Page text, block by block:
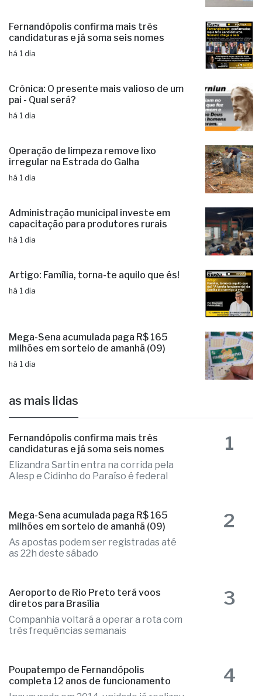
Fernandópolis confirma mais três
candidaturas e já soma seis nomes
há 1 dia
Crônica: O presente mais valioso de um
pai - Qual será?
há 1 dia
Operação de limpeza remove lixo
irregular na Estrada do Galha
há 1 dia
Administração municipal investe em
capacitação para produtores rurais
há 1 dia
Artigo: Família, torna-te aquilo que és!
há 1 dia
Mega-Sena acumulada paga R$ 165
milhões em sorteio de amanhã (09)
há 1 dia
as mais lidas
Fernandópolis confirma mais três
candidaturas e já soma seis nomes
Elizandra Sartin entra na corrida pela
Alesp e Cidinho do Paraíso é federal
1
Mega-Sena acumulada paga R$ 165
milhões em sorteio de amanhã (09)
As apostas podem ser registradas até
as 22h deste sábado
2
Aeroporto de Rio Preto terá voos
diretos para Brasília
Companhia voltará a operar a rota com
três frequências semanais
3
Poupatempo de Fernandópolis
completa 12 anos de funcionamento
4